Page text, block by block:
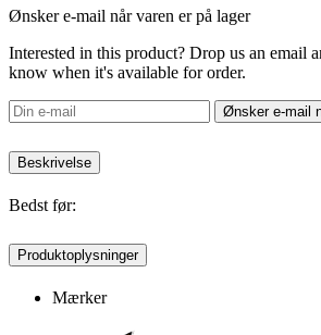
Ønsker e-mail når varen er på lager
Interested in this product? Drop us an email
know when it's available for order.
Ønsker e-mail
Beskrivelse
Bedst før:
Produktoplysninger
Mærker